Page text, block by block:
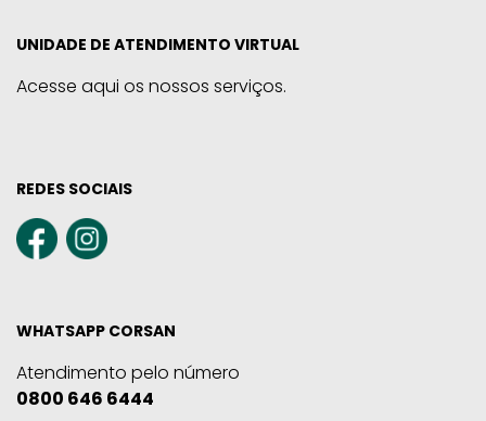
UNIDADE DE ATENDIMENTO VIRTUAL
Acesse aqui os nossos serviços.
REDES SOCIAIS
WHATSAPP CORSAN
Atendimento pelo número
0800 646 6444